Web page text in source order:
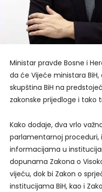
Ministar pravde Bosne i
da će Vijeće ministara
skupština BiH na
zakonske prijedloge i tako
Kako dodaje, dva vrlo
parlamentarnoj proceduri,
informacijama u
dopunama Zakona o
vijeću, dok bi Zakon o
institucijama BiH, kao i